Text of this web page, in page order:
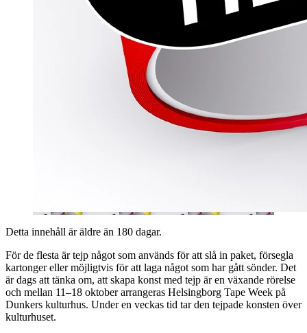
Detta innehåll är äldre än 180 dagar.
För de flesta är tejp något som används för att slå in paket, försegla
kartonger eller möjligtvis för att laga något som har gått sönder. Det
är dags att tänka om, att skapa konst med tejp är en växande rörelse
och mellan 11–18 oktober arrangeras Helsingborg Tape Week på
Dunkers kulturhus. Under en veckas tid tar den tejpade konsten över
kulturhuset.